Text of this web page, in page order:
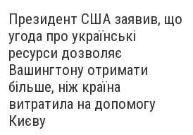
Президент США заявив, що
угода про українські
ресурси дозволяє
Вашингтону отримати
більше, ніж країна
витратила на допомогу
Києву